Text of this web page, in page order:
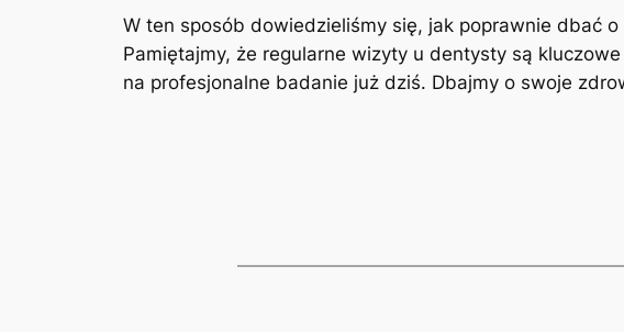
W ten sposób dowiedzieliśmy się, jak ‍poprawnie dbać
Pamiętajmy, że regularne wizyty u‌ dentysty ⁤są
na profesjonalne badanie już ⁢dziś. Dbajmy o⁤ swoje